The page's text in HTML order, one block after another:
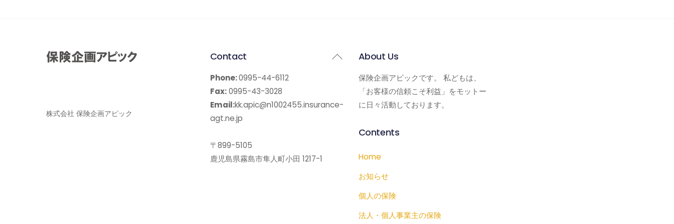
Back
株式会社 保険企画アピック
Contact
Phone:0995-44-6112
Fax:0995-43-3028
Email:kk.apic@n1002455.insurance-
agt.ne.jp
〒899-5105
鹿児島県霧島市隼人町小田 1217-1
About Us
保険企画アピックです。 私どもは、
「お客様の信頼こそ利益」をモットー
に日々活動しております。
Contents
Home
お知らせ
個人の保険
法人・個人事業主の保険